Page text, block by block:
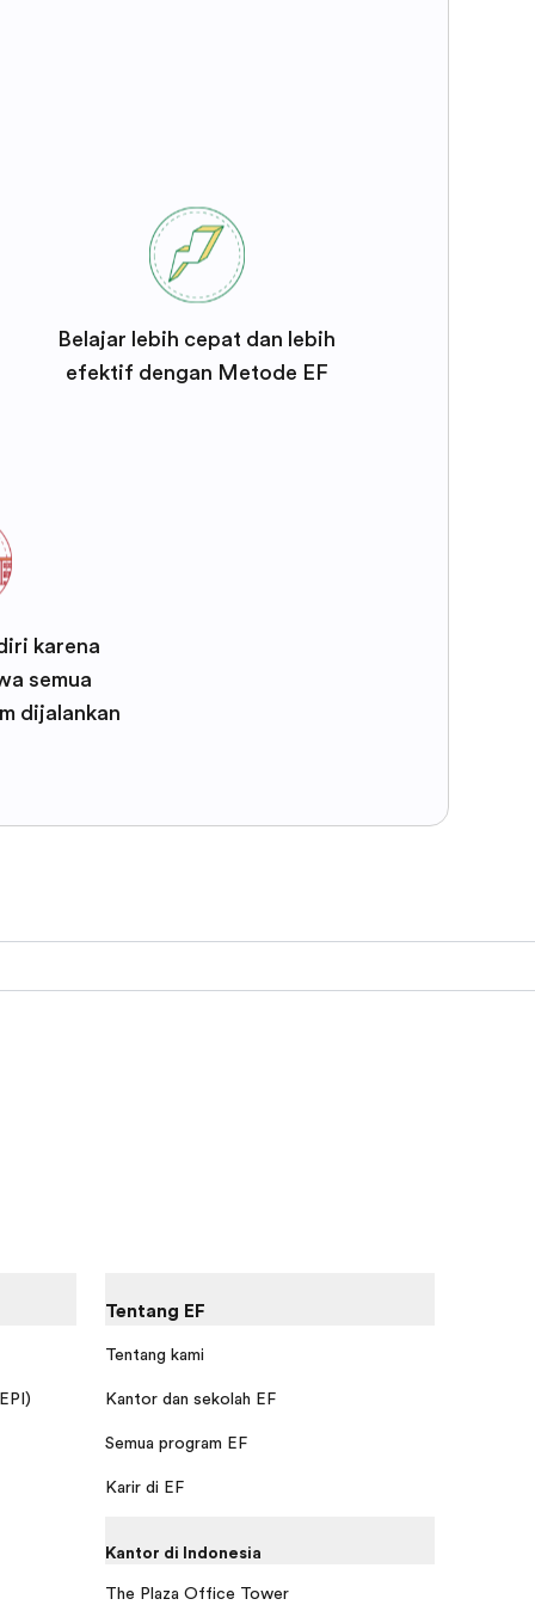
Belajar lebih cepat dan lebih
efektif dengan Metode EF
karena
semua
dijalankan
Tentang EF
Tentang kami
Kantor dan sekolah EF
Semua program EF
Karir di EF
Kantor di Indonesia
The Plaza Office Tower